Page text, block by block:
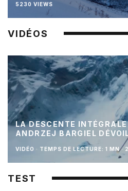
5230 VIEWS
VIDÉOS
LA DESCENTE INTÉGRALE
ANDRZEJ BARGIEL
VIDÉO · TEMPS DE LECTURE: 1 MN ·
TEST